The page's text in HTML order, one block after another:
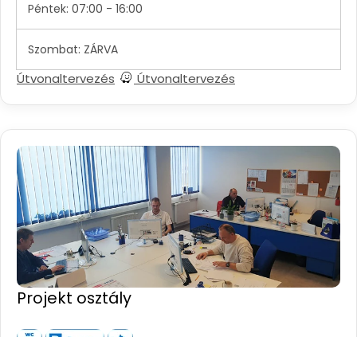
Péntek: 07:00 - 16:00
Szombat: ZÁRVA
Útvonaltervezés Útvonaltervezés
Projekt osztály